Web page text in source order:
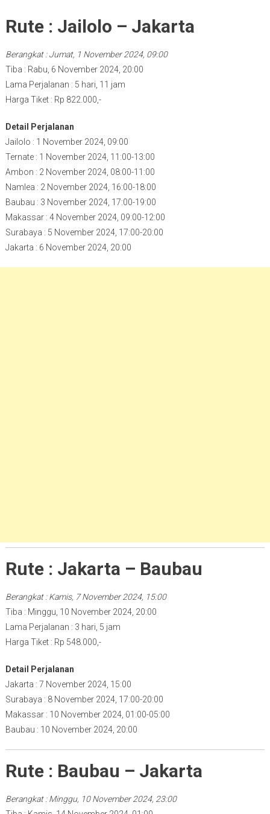
Rute : Jailolo – Jakarta
Berangkat : Jumat, 1 November 2024, 09:00
Tiba : Rabu, 6 November 2024, 20:00
Lama Perjalanan : 5 hari, 11 jam
Harga Tiket : Rp 822.000,-
Detail Perjalanan
Jailolo : 1 November 2024, 09:00
Ternate : 1 November 2024, 11:00-13:00
Ambon : 2 November 2024, 08:00-11:00
Namlea : 2 November 2024, 16:00-18:00
Baubau : 3 November 2024, 17:00-19:00
Makassar : 4 November 2024, 09:00-12:00
Surabaya : 5 November 2024, 17:00-20:00
Jakarta : 6 November 2024, 20:00
Rute : Jakarta – Baubau
Berangkat : Kamis, 7 November 2024, 15:00
Tiba : Minggu, 10 November 2024, 20:00
Lama Perjalanan : 3 hari, 5 jam
Harga Tiket : Rp 548.000,-
Detail Perjalanan
Jakarta : 7 November 2024, 15:00
Surabaya : 8 November 2024, 17:00-20:00
Makassar : 10 November 2024, 01:00-05:00
Baubau : 10 November 2024, 20:00
Rute : Baubau – Jakarta
Berangkat : Minggu, 10 November 2024, 23:00